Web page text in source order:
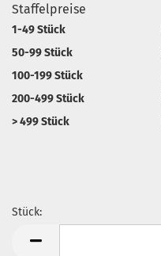
Staffelpreise
1-49 Stück
50-99 Stück
100-199 Stück
200-499 Stück
> 499 Stück
Stück: